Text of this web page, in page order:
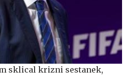
sklical krizni sestanek,